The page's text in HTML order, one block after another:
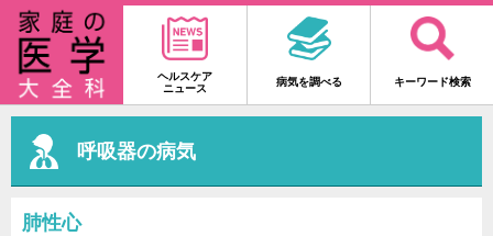
ヘルスケア
ニュース
病気を調べる キーワード検索
呼吸器の病気
肺性心